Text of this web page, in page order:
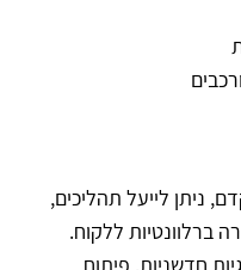
לייעל תהליכים,
ללקוח.